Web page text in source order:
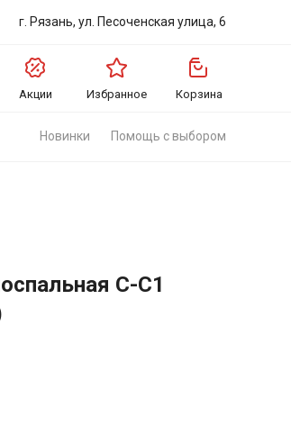
г. Рязань, ул. Песоченская улица, 6
Акции Избранное Корзина
Помощь с выбором
Новинки
С-С1